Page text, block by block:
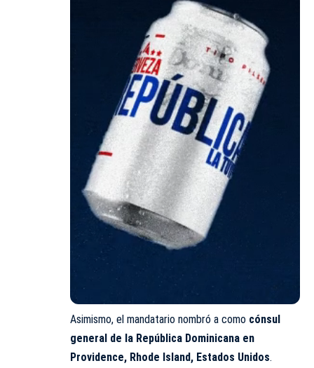
Asimismo, el mandatario nombró a como cónsul
general de la República Dominicana en
Providence, Rhode Island, Estados Unidos.